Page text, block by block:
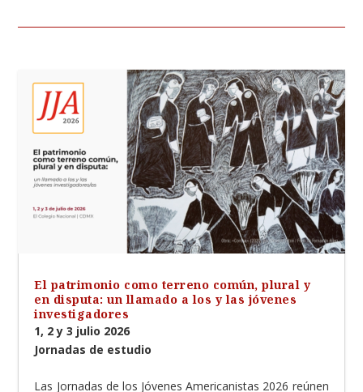
El patrimonio como terreno común, plural y
en disputa: un llamado a los y las jóvenes
investigadores
1, 2 y 3 julio 2026
Jornadas de estudio
Las Jornadas de los Jóvenes Americanistas 2026 reúnen